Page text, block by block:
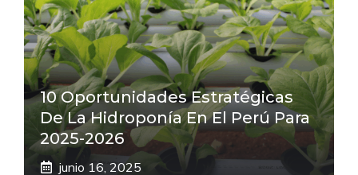
10 Oportunidades Estratégicas
De La Hidroponía En El Perú Para
2025-2026
junio 16, 2025